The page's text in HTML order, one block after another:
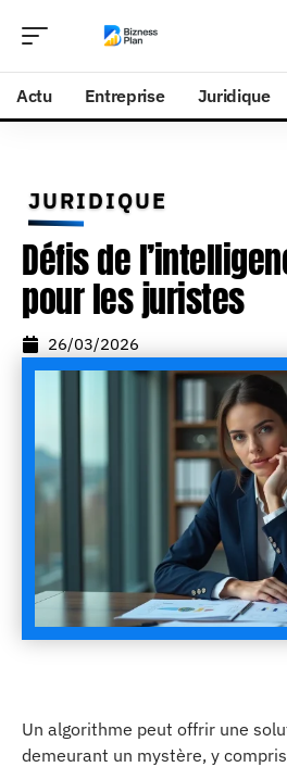
Actu Entreprise Juridique
JURIDIQUE
Défis de
pour les juristes
26/03/2026
Un algorithme peut offrir une
demeurant un mystère, y